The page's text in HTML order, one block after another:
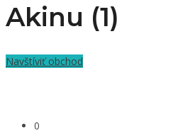
Akinu (1)
Navštíviť obchod
0